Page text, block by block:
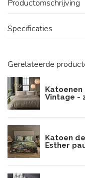
Productomschrijving
Specificaties
Gerelateerde
Vintage -
Katoen
Esther